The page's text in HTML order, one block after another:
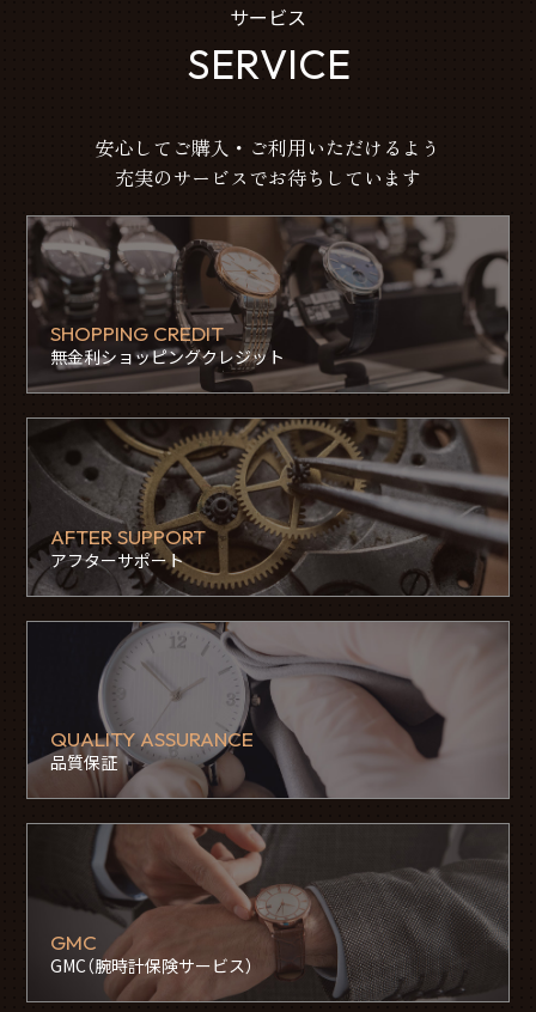
サービス
SERVICE
安心してご購入・ご利用いただけるよう
充実のサービスでお待ちしています
SHOPPING CREDIT
無金利ショッピングクレジット
AFTER SUPPORT
アフターサポート
QUALITY ASSURANCE
品質保証
GMC
GMC（腕時計保険サービス）